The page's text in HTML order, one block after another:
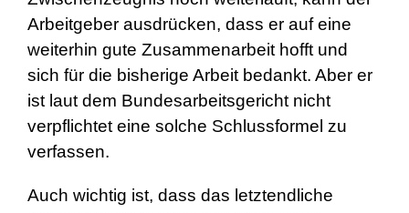
Arbeitgeber ausdrücken, dass er auf eine
weiterhin gute Zusammenarbeit hofft und
sich für die bisherige Arbeit bedankt. Aber er
ist laut dem Bundesarbeitsgericht nicht
verpflichtet eine solche Schlussformel zu
verfassen.
Auch wichtig ist, dass das letztendliche